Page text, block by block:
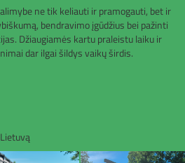
ne tik keliauti ir pramogauti, bet ir
bendravimo įgūdžius bei pažinti
Džiaugiamės kartu praleistu laiku ir
dar ilgai šildys vaikų širdis.